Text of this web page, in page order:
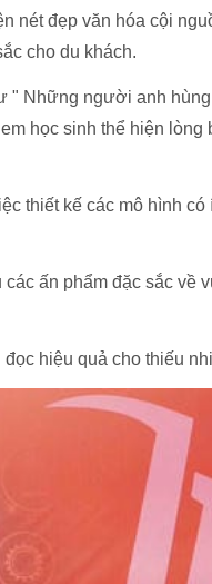
nét đẹp văn hóa cội
cho du khách.
" Những người anh
học sinh thể hiện lòng
thiết kế các mô hình có
ấn phẩm đặc sắc về
hiệu quả cho thiếu